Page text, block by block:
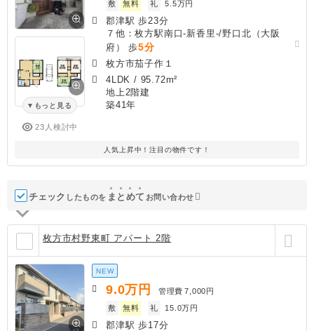
もっと見る
23人検討中
敷 無料 礼 5.5万円
郡津駅 歩23分
７他：枚方駅南口-新香里-/野口北（大阪
府） 歩5分
枚方市茄子作１
4LDK / 95.72m²
地上2階建
築41年
人気上昇中！注目の物件です！
チェック したものを ま と めて お問い合わせ
枚方市村野東町 アパート 2階
NEW
9.0万円 管理費 7,000円
敷
無料 礼 15.0万円
郡津駅 歩17分